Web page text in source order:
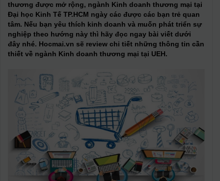
thương được mở rộng, ngành Kinh doanh thương mại tại
Đại học Kinh Tế TP.HCM ngày các được các bạn trẻ quan
tâm. Nếu bạn yêu thích kinh doanh và muốn phát triển sự
nghiệp theo hướng này thì hãy đọc ngay bài viết dưới
đây nhé. Hocmai.vn sẽ review chi tiết những thông tin cần
thiết về ngành Kinh doanh thương mại tại UEH.